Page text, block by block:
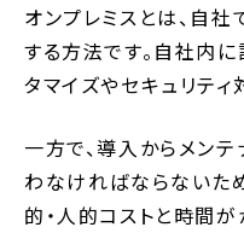
オンプレミスとは、自
する方法です。自社内
タマイズやセキュリティ
一方で、導入からメン
わなければならないた
的・人的コストと時間が